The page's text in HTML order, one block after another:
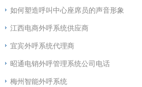
如何塑造呼叫中心座席员的声音形象
江西电商外呼系统供应商
宜宾外呼系统代理商
昭通电销外呼管理系统公司电话
梅州智能外呼系统